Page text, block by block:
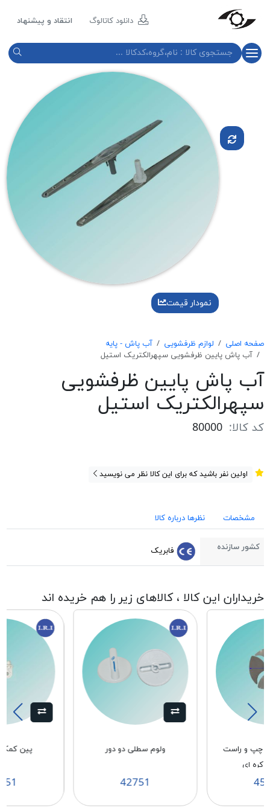
دانلود کاتالوگ انتقاد و پیشنهاد
نمودار قیمت
صفحه اصلی لوازم ظرفشویی
آب پاش - پایه
آب پاش پايين ظرفشويی سپهرالكتريک استيل
آب پاش پايين ظرفشويی
سپهرالكتريک استيل
کد کالا: 80000
اولین نفر باشید که برای این کالا نظر می نویسید
مشخصات نظرها درباره کالا
کشور سازنده فابریک
خریداران این کالا ، کالاهای زیر را هم خریده اند
چپ و راست ولوم سطلی دو دور
42751
پین